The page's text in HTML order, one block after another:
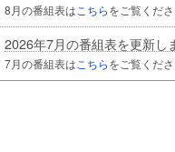
8月の番組表は こちらをご覧くださ
2026年7月の番組表を更新し
7月の番組表は こちらをご覧くださ